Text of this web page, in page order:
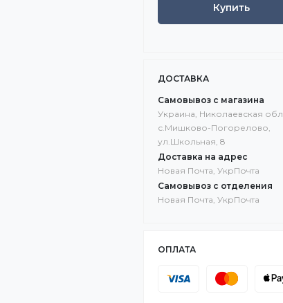
Купить
ДОСТАВКА
Самовывоз с магазина
Украина, Николаевская обл.
с.Мишково-Погорелово,
ул.Школьная, 8
Доставка на адрес
Новая Почта, УкрПочта
Самовывоз с отделения
Новая Почта, УкрПочта
ОПЛАТА